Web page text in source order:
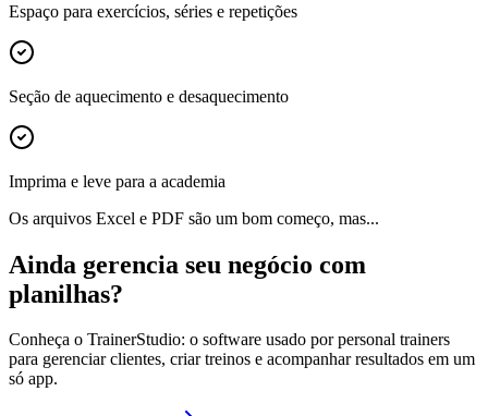
Espaço para exercícios, séries e repetições
Seção de aquecimento e desaquecimento
Imprima e leve para a academia
Os arquivos Excel e PDF são um bom começo, mas...
Ainda gerencia seu negócio com
planilhas?
Conheça o TrainerStudio: o software usado por personal trainers
para gerenciar clientes, criar treinos e acompanhar resultados em um
só app.